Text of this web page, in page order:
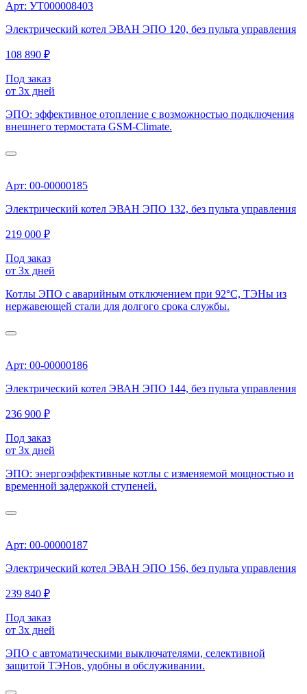
Арт: УТ000008403
Электрический котел ЭВАН ЭПО 120, без пульта управления
108 890 ₽
Под заказ
от 3х дней
ЭПО: эффективное отопление с возможностью подключения
внешнего термостата GSM-Climate.
Арт: 00-00000185
Электрический котел ЭВАН ЭПО 132, без пульта управления
219 000 ₽
Под заказ
от 3х дней
Котлы ЭПО с аварийным отключением при 92°C, ТЭНы из
нержавеющей стали для долгого срока службы.
Арт: 00-00000186
Электрический котел ЭВАН ЭПО 144, без пульта управления
236 900 ₽
Под заказ
от 3х дней
ЭПО: энергоэффективные котлы с изменяемой мощностью и
временной задержкой ступеней.
Арт: 00-00000187
Электрический котел ЭВАН ЭПО 156, без пульта управления
239 840 ₽
Под заказ
от 3х дней
ЭПО с автоматическими выключателями, селективной
защитой ТЭНов, удобны в обслуживании.